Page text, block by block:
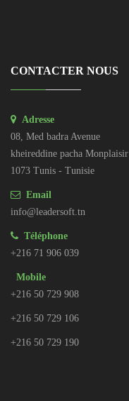
CONTACTER NOUS
Adresse
08, Med badra Avenue
kheireddine pacha Monplaisir
1073 Tunis - Tunisie
Email
info@leadersoft.tn
Téléphone
+216 71 906 039
Mobile
+216 50 729 908
+216 50 729 106
+216 50 729 190